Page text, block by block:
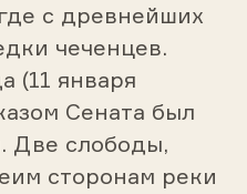
с древнейших
чеченцев.
(11 января
Сената был
Две слободы,
сторонам реки